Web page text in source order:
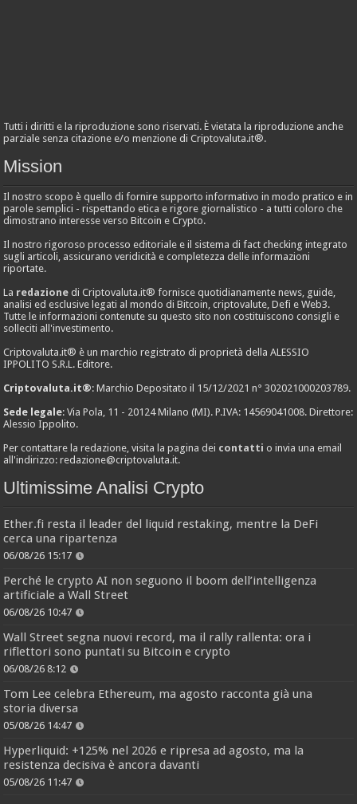
Tutti i diritti e la riproduzione sono riservati. È vietata la riproduzione anche
parziale senza citazione e/o menzione di Criptovaluta.it®.
Mission
Il nostro scopo è quello di fornire supporto informativo in modo pratico e in
parole semplici - rispettando etica e rigore giornalistico - a tutti coloro che
dimostrano interesse verso Bitcoin e Crypto.
Il nostro rigoroso processo editoriale e il sistema di fact checking integrato
sugli articoli, assicurano veridicità e completezza delle informazioni
riportate.
La redazione di Criptovaluta.it® fornisce quotidianamente news, guide,
analisi ed esclusive legati al mondo di Bitcoin, criptovalute, Defi e Web3.
Tutte le informazioni contenute su questo sito non costituiscono consigli e
solleciti all'investimento.
Criptovaluta.it® è un marchio registrato di proprietà della ALESSIO
IPPOLITO S.R.L. Editore.
Criptovaluta.it®: Marchio Depositato il 15/12/2021 n° 302021000203789.
Sede legale: Via Pola, 11 - 20124 Milano (MI). P.IVA: 14569041008. Direttore:
Alessio Ippolito.
Per contattare la redazione, visita la pagina dei contatti o invia una email
all'indirizzo:redazione@criptovaluta.it.
Ultimissime Analisi Crypto
Ether.fi resta il leader del liquid restaking, mentre la DeFi
cerca una ripartenza
06/08/26 15:17
Perché le crypto AI non seguono il boom dell’intelligenza
artificiale a Wall Street
06/08/26 10:47
Wall Street segna nuovi record, ma il rally rallenta: ora i
riflettori sono puntati su Bitcoin e crypto
06/08/26 8:12
Tom Lee celebra Ethereum, ma agosto racconta già una
storia diversa
05/08/26 14:47
Hyperliquid: +125% nel 2026 e ripresa ad agosto, ma la
resistenza decisiva è ancora davanti
05/08/26 11:47